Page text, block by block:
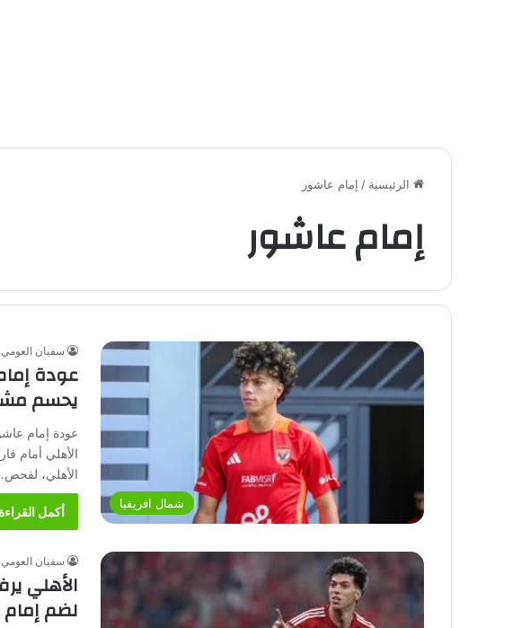
الرئيسية / إمام عاشور
إمام عاشور
شمال افريقيا
سفيان العومي
عودة
يحسم
عودة إمام
الأهلي أمام
الأهلي،
أكمل
سفيان العومي
الأهلي
لضم